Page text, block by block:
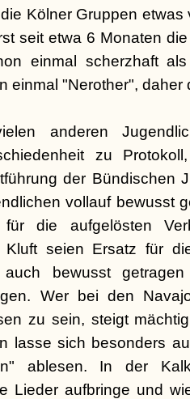
Kölner Gruppen
seit etwa 6 Monaten
einmal scherzhaft
einmal "Nerother", daher
anderen
zu
der Bündischen
vollauf bewusst
die aufgelösten
seien Ersatz für
bewusst
Wer bei den
zu sein, steigt
lasse sich besonders
ablesen. In der
Lieder aufbringe und